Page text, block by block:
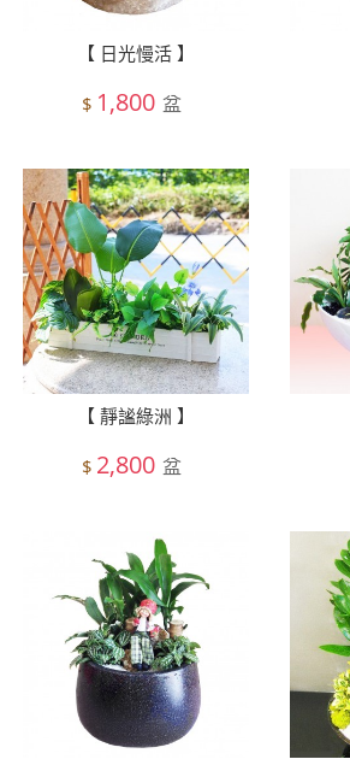
【 日光慢活 】
$ 1,800 盆
【 靜謐綠洲 】
$ 2,800 盆